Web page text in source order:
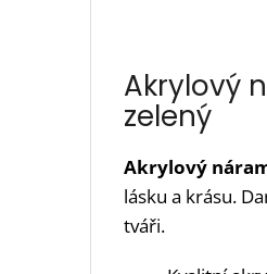
Akrylový
zelený
Akrylový
lásku a krásu.
tváři.